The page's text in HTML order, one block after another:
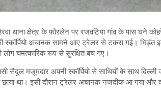
थाना क्षेत्र के फोरलेन पर रजवटिया गांव के पास घने
स्कॉर्पियो अचानक सामने आए ट्रेलर से टकरा गई। भिड़ंत
लोग चमत्कारिक रूप से सुरक्षित बच गए।
सैदुल मजूमदार अपनी स्कॉर्पियो से साथियों के साथ
छाया था। इसी दौरान ट्रेलर अचानक नजदीक आ गया और